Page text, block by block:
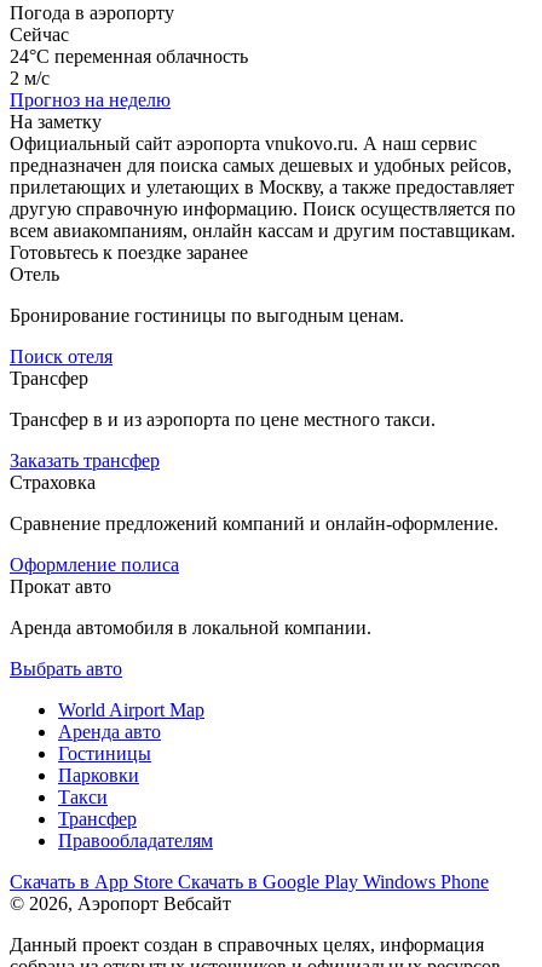
Погода в аэропорту
Сейчас
24°C переменная облачность
2 м/с
Прогноз на неделю
На заметку
Официальный сайт аэропорта vnukovo.ru. А наш сервис
предназначен для поиска самых дешевых и удобных рейсов,
прилетающих и улетающих в Москву, а также предоставляет
другую справочную информацию. Поиск осуществляется по
всем авиакомпаниям, онлайн кассам и другим поставщикам.
Готовьтесь к поездке заранее
Отель
Бронирование гостиницы по выгодным ценам.
Поиск отеля
Трансфер
Трансфер в и из аэропорта по цене местного такси.
Заказать трансфер
Страховка
Сравнение предложений компаний и онлайн-оформление.
Оформление полиса
Прокат авто
Аренда автомобиля в локальной компании.
Выбрать авто
World Airport Map
Аренда авто
Гостиницы
Парковки
Такси
Трансфер
Правообладателям
Скачать в App Store Скачать в Google Play Windows Phone
© 2026, Аэропорт Вебсайт
Данный проект создан в справочных целях, информация